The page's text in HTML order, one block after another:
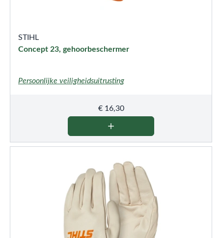
STIHL
Concept 23, gehoorbeschermer
Persoonlijke veiligheidsuitrusting
€16,30